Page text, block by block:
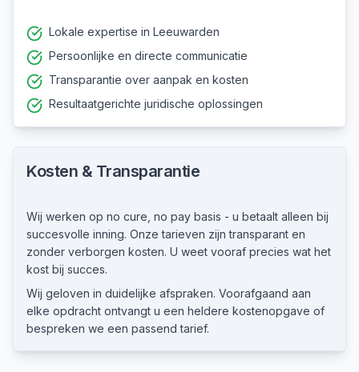
Lokale expertise in Leeuwarden
Persoonlijke en directe communicatie
Transparantie over aanpak en kosten
Resultaatgerichte juridische oplossingen
Kosten & Transparantie
Wij werken op no cure, no pay basis - u betaalt alleen bij
succesvolle inning. Onze tarieven zijn transparant en
zonder verborgen kosten. U weet vooraf precies wat het
kost bij succes.
Wij geloven in duidelijke afspraken. Voorafgaand aan
elke opdracht ontvangt u een heldere kostenopgave of
bespreken we een passend tarief.